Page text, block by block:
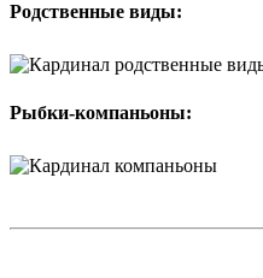
Родственные виды:
Рыбки-компаньоны: